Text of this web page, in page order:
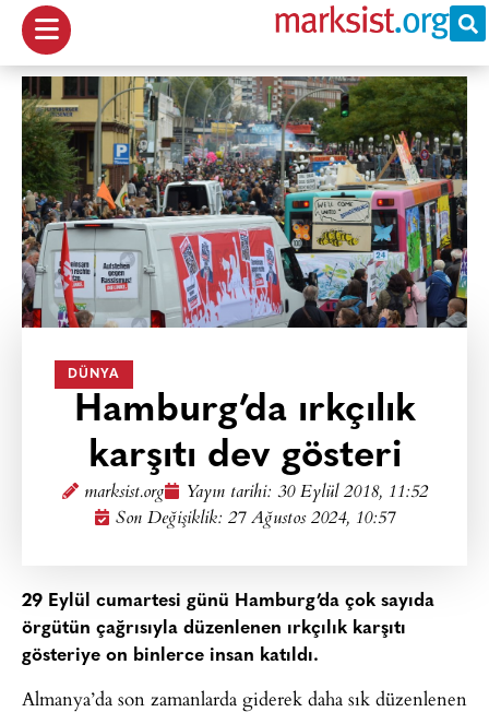
DÜNYA
Hamburg’da ırkçılık
karşıtı dev gösteri
marksist.org Yayın tarihi: 30 Eylül 2018, 11:52
Son Değişiklik: 27 Ağustos 2024, 10:57
29 Eylül cumartesi günü Hamburg’da çok sayıda
örgütün çağrısıyla düzenlenen ırkçılık karşıtı
gösteriye on binlerce insan katıldı.
Almanya’da son zamanlarda giderek daha sık düzenlenen